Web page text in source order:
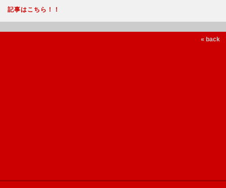
記事はこちら！！
« back